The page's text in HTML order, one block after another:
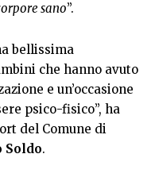
sano”.
bellissima
che hanno avuto
e un’occasione
psico-fisico”, ha
del Comune di
Soldo.